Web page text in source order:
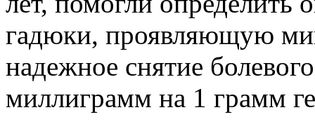
гадюки, проявляющую
надежное снятие
миллиграмм на 1 грамм